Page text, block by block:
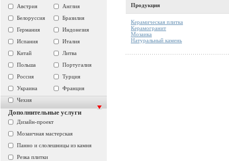
Продукция
Керамическая плитка
Керамогранит
Мозаика
Натуральный камень
Австрия
Англия
Белоруссия
Бразилия
Германия
Индонезия
Испания
Италия
Китай
Литва
Польша
Португалия
Россия
Турция
Украина
Франция
Чехия
Дополнительные услуги
Дизайн-проект
Мозаичная мастерская
Панно и слолешницы из камня
Резка плитки